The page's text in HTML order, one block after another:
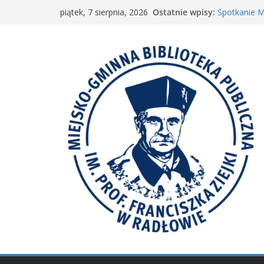
piątek, 7 sierpnia, 2026 Ostatnie wpisy: Spotkanie